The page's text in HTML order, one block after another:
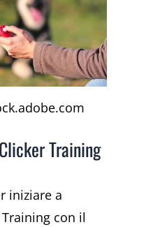
Training
iniziare a
con il